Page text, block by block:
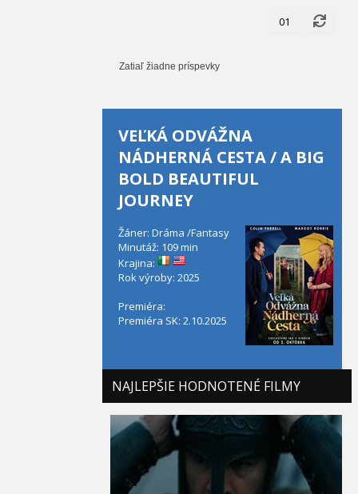
01
Zatiaľ žiadne príspevky
VEĽKÁ ODVÁŽNA
NÁDHERNÁ CESTA / A BIG
BOLD BEAUTIFUL
JOURNEY
Žáner: Dráma /Fantasy
Minutáž: 109 min
Krajina:
Rok výroby: 2025
Premiéra:
Premiéra SK: 2.10.2025
NAJLEPŠIE HODNOTENÉ FILMY